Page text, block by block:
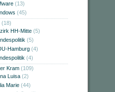
(13)
(45)
(18)
HH-Mitte (5)
(5)
Hamburg (4)
(4)
Kram (109)
Luisa (2)
Marie (44)